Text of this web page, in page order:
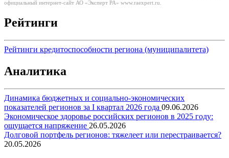
официальный интернет-сайт АО «Эксперт РА» www.raexpert.ru.
Рейтинги
Рейтинги кредитоспособности региона (муниципалитета)
Аналитика
Динамика бюджетных и социально-экономических
показателей регионов за I квартал 2026 года 09.06.2026
Экономическое здоровье российских регионов в 2025 году:
ощущается напряжение 26.05.2026
Долговой портфель регионов: тяжелеет или перестраивается?
20.05.2026